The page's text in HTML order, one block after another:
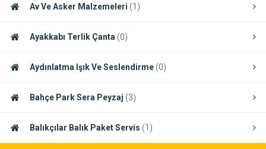
Av Ve Asker Malzemeleri (1)
Ayakkabı Terlik Çanta (0)
Aydınlatma Işık Ve Seslendirme (0)
Bahçe Park Sera Peyzaj (3)
Balıkçılar Balık Paket Servis (1)